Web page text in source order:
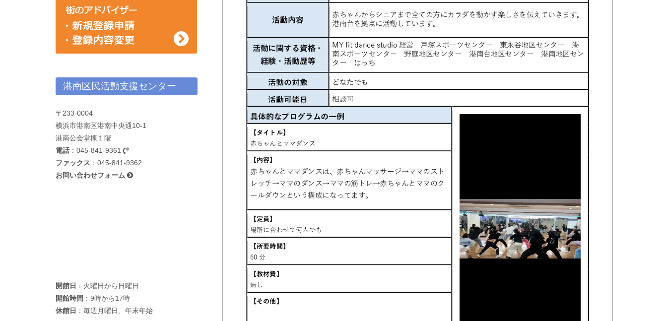
港南区民活動支援センター
〒233-0004
横浜市港南区港南中央通10-1
港南公会堂棟１階
電話 ： 045-841-9361
ファックス ：045-841-9362
お問い合わせフォーム
開館日 ：火曜日から日曜日
開館時間 ：9時から17時
休館日 ：毎週月曜日、年末年始